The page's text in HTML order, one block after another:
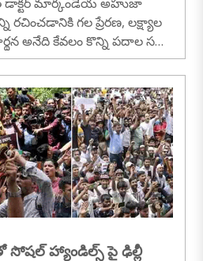
రచించడానికి గల ప్రేరణ, లక్ష్యాల
అనేది కేవలం కొన్ని పదాల స
సోషల్ హ్యాండిల్స్ పై ఢిల్లీ